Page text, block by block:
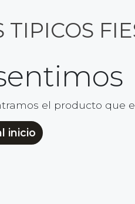
TIPICOS
el producto que
inicio